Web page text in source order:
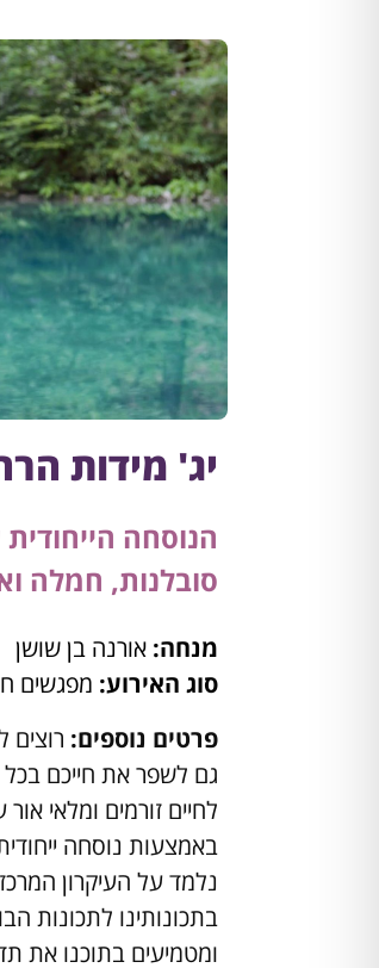
יג' מידות
הנוסחה
סובלנות, חמלה
מנחה: אורנה בן שושן
סוג האירוע: מפגשים
פרטים נוספים: רוצים
גם לשפר את חייכם
לחיים זורמים ומלאי
באמצעות נוסחה
נלמד על העיקרון
בתכונותינו לתכונות
ומטמיעים בתוכנו את